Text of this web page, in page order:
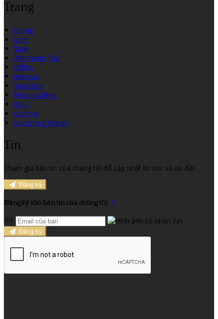
Trang
Home
Dine
Stay
Afternoon Tea
Offers
Reviews
Vouchers
Photo Gallery
Blog
Contact
Upcoming Events
Tin
Tham gia bản tin của chúng tôi để cập nhật tin tức và ưu đãi.
Đăng ký
Đăng ký vào bản tin của chúng tôi
Đăng ký